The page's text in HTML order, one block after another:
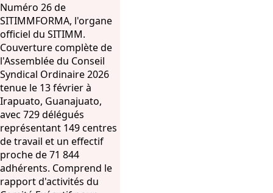
Numéro 26 de
SITIMMFORMA, l'organe
officiel du SITIMM.
Couverture complète de
l'Assemblée du Conseil
Syndical Ordinaire 2026
tenue le 13 février à
Irapuato, Guanajuato,
avec 729 délégués
représentant 149 centres
de travail et un effectif
proche de 71 844
adhérents. Comprend le
rapport d'activités du